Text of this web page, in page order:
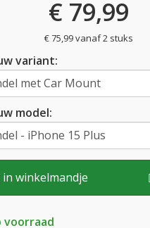
€ 79,99
€ 75,99 vanaf 2 stuks
variant:
model:
in winkelmandje
voorraad